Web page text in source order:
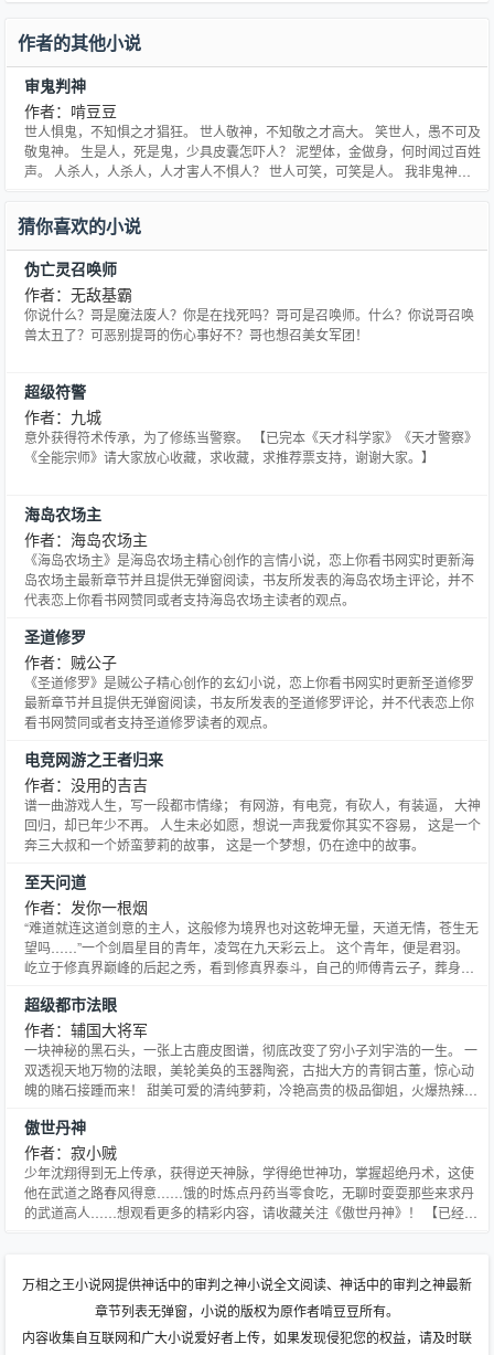
作者的其他小说
审鬼判神
作者：啃豆豆
世人惧鬼，不知惧之才猖狂。 世人敬神，不知敬之才高大。 笑世人，愚不可及
敬鬼神。 生是人，死是鬼，少具皮囊怎吓人？ 泥塑体，金做身，何时闻过百姓
声。 人杀人，人杀人，人才害人不惧人？ 世人可笑，可笑是人。 我非鬼神，
猜你喜欢的小说
伪亡灵召唤师
作者：无敌基霸
你说什么？哥是魔法废人？你是在找死吗？哥可是召唤师。什么？你说哥召唤
兽太丑了？可恶别提哥的伤心事好不？哥也想召美女军团！
超级符警
作者：九城
意外获得符术传承，为了修练当警察。 【已完本《天才科学家》《天才警察》
《全能宗师》请大家放心收藏，求收藏，求推荐票支持，谢谢大家。】
海岛农场主
作者：海岛农场主
《海岛农场主》是海岛农场主精心创作的言情小说，恋上你看书网实时更新海
岛农场主最新章节并且提供无弹窗阅读，书友所发表的海岛农场主评论，并不
代表恋上你看书网赞同或者支持海岛农场主读者的观点。
圣道修罗
作者：贼公子
《圣道修罗》是贼公子精心创作的玄幻小说，恋上你看书网实时更新圣道修罗
最新章节并且提供无弹窗阅读，书友所发表的圣道修罗评论，并不代表恋上你
看书网赞同或者支持圣道修罗读者的观点。
电竞网游之王者归来
作者：没用的吉吉
谱一曲游戏人生，写一段都市情缘； 有网游，有电竞，有砍人，有装逼， 大神
回归，却已年少不再。 人生未必如愿，想说一声我爱你其实不容易， 这是一个
奔三大叔和一个娇蛮萝莉的故事， 这是一个梦想，仍在途中的故事。
至天问道
作者：发你一根烟
“难道就连这道剑意的主人，这般修为境界也对这乾坤无量，天道无情，苍生无
望吗……”一个剑眉星目的青年，凌驾在九天彩云上。 这个青年，便是君羽。
屹立于修真界巅峰的后起之秀，看到修真界泰斗，自己的师傅青云子，葬身于
固封，重新投世，从而以两世记忆来破除这个魔咒。 这个婴儿又如何在这弱肉
强食，充满危险的浩渺大陆上重新崛起，能否重新达到之前
超级都市法眼
作者：辅国大将军
一块神秘的黑石头，一张上古鹿皮图谱，彻底改变了穷小子刘宇浩的一生。 一
双透视天地万物的法眼，美轮美奂的玉器陶瓷，古拙大方的青铜古董，惊心动
魄的赌石接踵而来！ 甜美可爱的清纯萝莉，冷艳高贵的极品御姐，火爆热辣的
传，.17k.com/book/7186o6.htm1
傲世丹神
作者：寂小贼
少年沈翔得到无上传承，获得逆天神脉，学得绝世神功，掌握超绝丹术，这使
他在武道之路春风得意……饿的时炼点丹药当零食吃，无聊时耍耍那些来求丹
的武道高人……想观看更多的精彩内容，请收藏关注《傲世丹神》！ 【已经完
万相之王小说网提供神话中的审判之神小说全文阅读、神话中的审判之神最新
章节列表无弹窗，小说的版权为原作者啃豆豆所有。
内容收集自互联网和广大小说爱好者上传，如果发现侵犯您的权益，请及时联